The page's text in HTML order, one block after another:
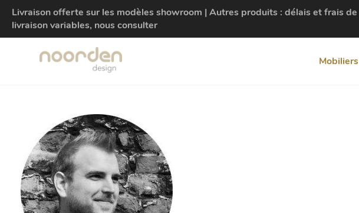
Livraison offerte sur les modèles showroom | Autres produits : délais et frais de
livraison variables, nous consulter
Mobiliers